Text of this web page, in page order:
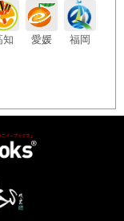
知 愛媛 福岡